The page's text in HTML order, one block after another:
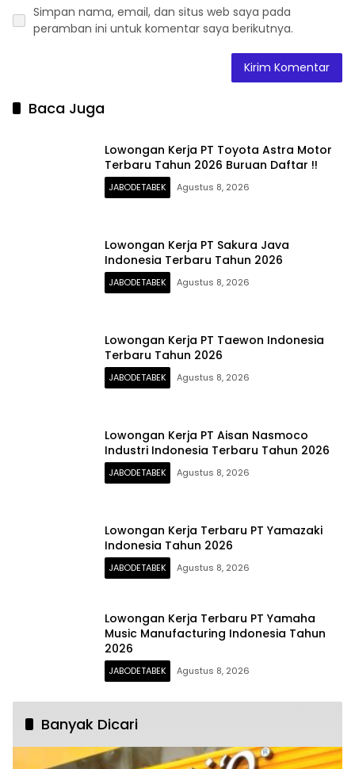
Simpan nama, email, dan situs web saya pada
peramban ini untuk komentar saya berikutnya.
Baca Juga
Lowongan Kerja PT Toyota Astra Motor
Terbaru Tahun 2026 Buruan Daftar !!
JABODETABEK Agustus 8, 2026
Lowongan Kerja PT Sakura Java
Indonesia Terbaru Tahun 2026
JABODETABEK Agustus 8, 2026
Lowongan Kerja PT Taewon Indonesia
Terbaru Tahun 2026
JABODETABEK Agustus 8, 2026
Lowongan Kerja PT Aisan Nasmoco
Industri Indonesia Terbaru Tahun 2026
JABODETABEK Agustus 8, 2026
Lowongan Kerja Terbaru PT Yamazaki
Indonesia Tahun 2026
JABODETABEK Agustus 8, 2026
Lowongan Kerja Terbaru PT Yamaha
Music Manufacturing Indonesia Tahun
2026
JABODETABEK Agustus 8, 2026
Banyak Dicari